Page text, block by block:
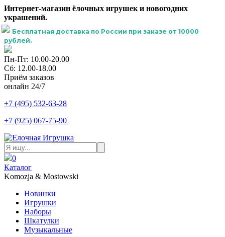
Интернет-магазин ёлочных игрушек и новогодних
украшений.
Бесплатная доставка по России при заказе от 10000
рублей.
Пн-Пт: 10.00-20.00
Сб: 12.00-18.00
Приём заказов
онлайн 24/7
+7 (495) 532-63-28
+7 (925) 067-75-90
0
Каталог
Komozja & Mostowski
Новинки
Игрушки
Наборы
Шкатулки
Музыкальные